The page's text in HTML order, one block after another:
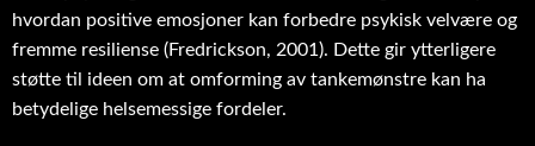
hvordan positive emosjoner kan forbedre psykisk velvære og
fremme resiliense (Fredrickson, 2001). Dette gir ytterligere
støtte til ideen om at omforming av tankemønstre kan ha
betydelige helsemessige fordeler.